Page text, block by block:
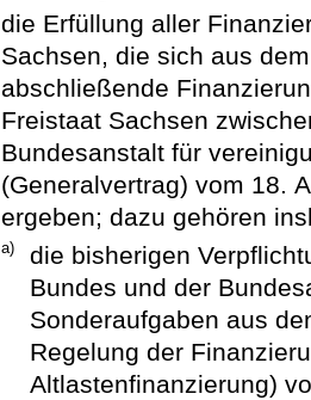
die Erfüllung aller
Sachsen, die sich aus
abschließende
Freistaat Sachsen
Bundesanstalt für
(Generalvertrag) vom 18.
ergeben; dazu gehören
a)
die bisherigen
Bundes und der
Sonderaufgaben aus
Regelung der
Altlastenfinanzierung)